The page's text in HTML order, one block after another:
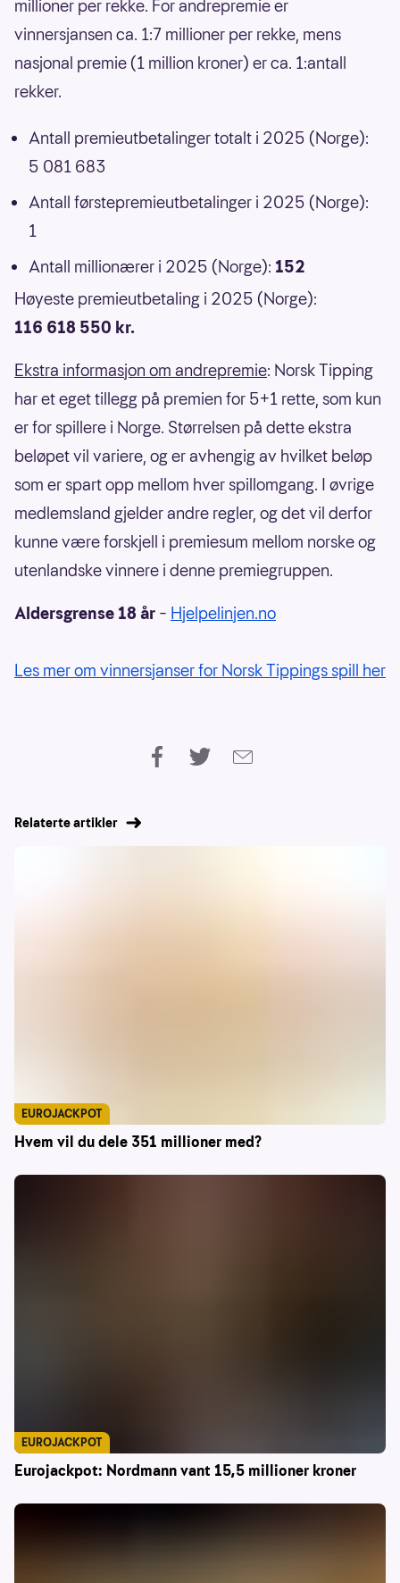
millioner per rekke. For andrepremie er
vinnersjansen ca. 1:7 millioner per rekke, mens
nasjonal premie (1 million kroner) er ca. 1:antall
rekker.
Antall premieutbetalinger totalt i 2025 (Norge):
5 081 683
Antall førstepremieutbetalinger i 2025 (Norge):
1
Antall millionærer i 2025 (Norge): 152
Høyeste premieutbetaling i 2025 (Norge):
116 618 550 kr.
Ekstra informasjon om andrepremie: Norsk Tipping
har et eget tillegg på premien for 5+1 rette, som kun
er for spillere i Norge. Størrelsen på dette ekstra
beløpet vil variere, og er avhengig av hvilket beløp
som er spart opp mellom hver spillomgang. I øvrige
medlemsland gjelder andre regler, og det vil derfor
kunne være forskjell i premiesum mellom norske og
utenlandske vinnere i denne premiegruppen.
Aldersgrense 18 år – Hjelpelinjen.no
Les mer om vinnersjanser for Norsk Tippings spill her
Relaterte artikler
Hvem vil du dele 351 millioner med?
EUROJACKPOT
Eurojackpot: Nordmann vant 15,5 millioner kroner
EUROJACKPOT